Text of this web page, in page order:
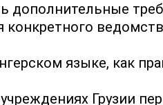
дополнительные
конкретного
языке, как
Грузии